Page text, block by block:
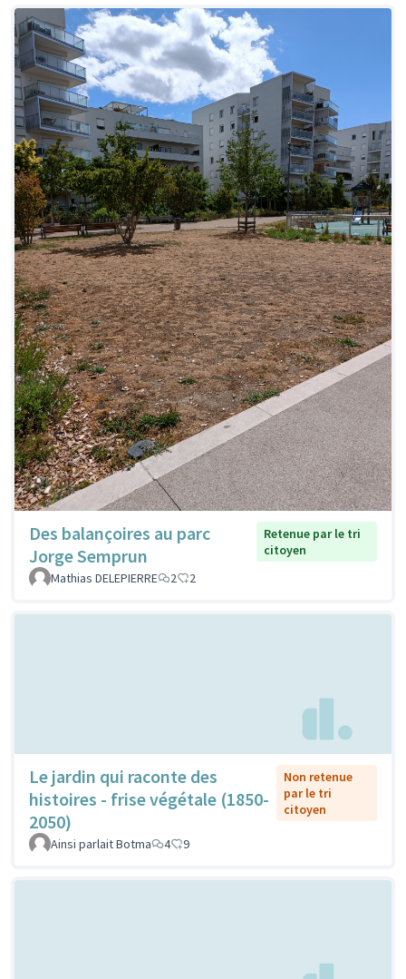
Des balançoires au parc
Jorge Semprun
Retenue par le tri
citoyen
Mathias DELEPIERRE
2 2
Le jardin qui raconte des
histoires - frise végétale (1850-
2050)
Non retenue
par le tri
citoyen
Ainsi parlait Botma 4 9